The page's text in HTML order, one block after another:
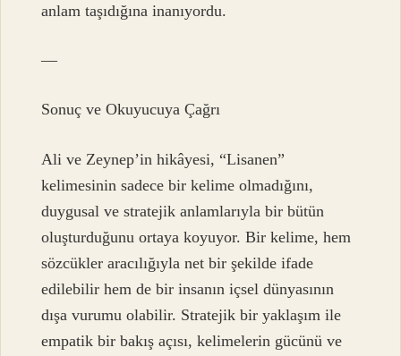
anlam taşıdığına inanıyordu.
—
Sonuç ve Okuyucuya Çağrı
Ali ve Zeynep’in hikâyesi, “Lisanen”
kelimesinin sadece bir kelime olmadığını,
duygusal ve stratejik anlamlarıyla bir bütün
oluşturduğunu ortaya koyuyor. Bir kelime, hem
sözcükler aracılığıyla net bir şekilde ifade
edilebilir hem de bir insanın içsel dünyasının
dışa vurumu olabilir. Stratejik bir yaklaşım ile
empatik bir bakış açısı, kelimelerin gücünü ve